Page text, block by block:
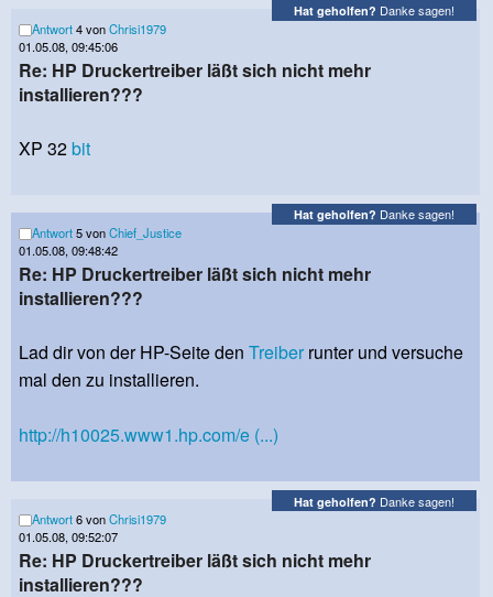
Hat geholfen? Danke sagen!
Antwort4 vonChrisi1979
01.05.08, 09:45:06
Re: HP Druckertreiber läßt sich nicht mehr
installieren???
XP 32bit
Hat geholfen? Danke sagen!
Antwort5 vonChief_Justice
01.05.08, 09:48:42
Re: HP Druckertreiber läßt sich nicht mehr
installieren???
Lad dir von der HP-Seite den Treiber runter und versuche
mal den zu installieren.
http://h10025.www1.hp.com/e (...)
Hat geholfen? Danke sagen!
Antwort6 vonChrisi1979
01.05.08, 09:52:07
Re: HP Druckertreiber läßt sich nicht mehr
installieren???